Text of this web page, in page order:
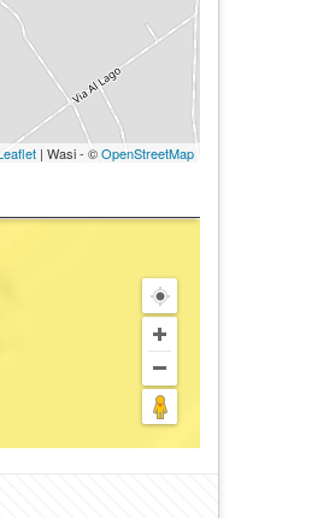
| Wasi - ©OpenStreetMap